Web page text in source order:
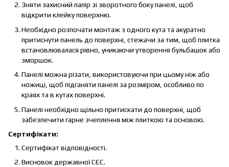
Зняти захисний папір зі зворотного боку панелі, щоб
відкрити клейку поверхню.
Необхідно розпочати монтаж з одного кута та акуратно
притиснути панель до поверхні, стежачи за тим, щоб плитка
встановлювалася рівно, уникаючи утворення бульбашок або
зморшок.
Панелі можна різати, використовуючи при цьому ніж або
ножиці, щоб підганяти панелі за розміром, особливо по
краях та в кутах поверхні.
Панелі необхідно щільно притискати до поверхні, щоб
забезпечити гарне зчеплення між плиткою та основою.
Сертифікати:
Сертифікат відповідності.
Висновок державної СЕС.